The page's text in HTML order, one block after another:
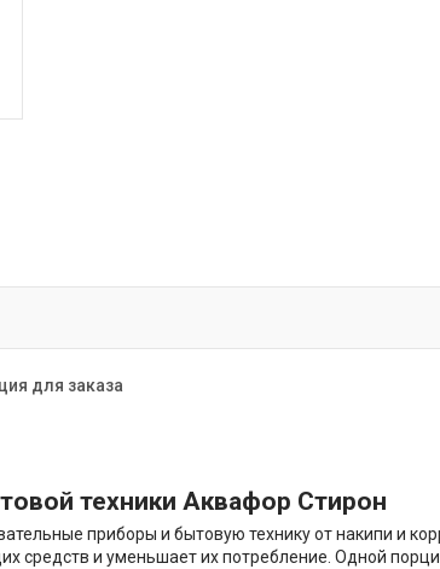
для заказа
техники Аквафор Стирон
приборы и бытовую технику от накипи и
средств и уменьшает их потребление. Одной